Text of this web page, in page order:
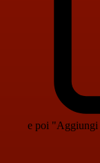
e poi "Aggiungi